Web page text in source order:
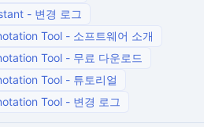
- 변경 로그
Tool - 소프트웨어 소개
Tool - 무료 다운로드
Tool - 튜토리얼
Tool - 변경 로그